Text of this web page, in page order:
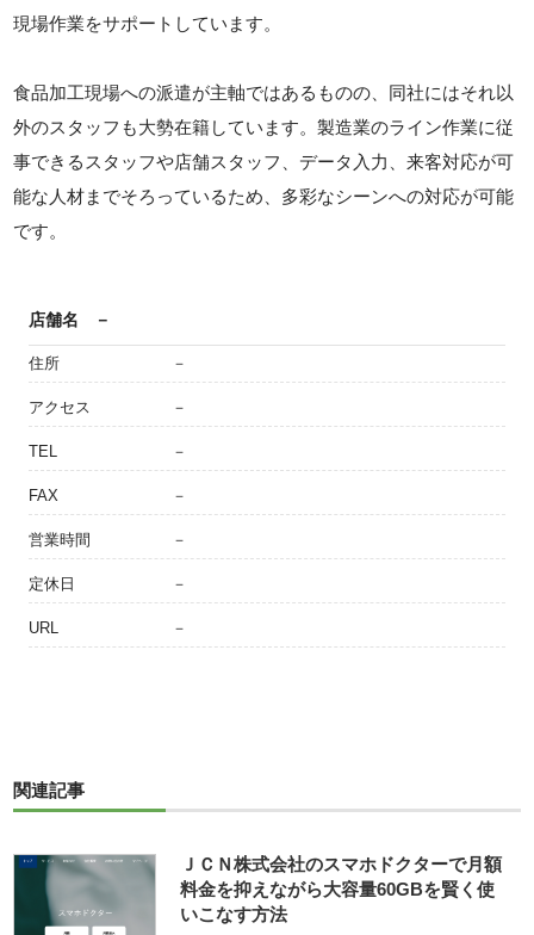
現場作業をサポートしています。
食品加工現場への派遣が主軸ではあるものの、同社にはそれ以
外のスタッフも大勢在籍しています。製造業のライン作業に従
事できるスタッフや店舗スタッフ、データ入力、来客対応が可
能な人材までそろっているため、多彩なシーンへの対応が可能
です。
店舗名 －
住所 －
アクセス －
TEL －
FAX －
営業時間 －
定休日 －
URL －
関連記事
ＪＣＮ株式会社のスマホドクターで月額
料金を抑えながら大容量60GBを賢く使
いこなす方法